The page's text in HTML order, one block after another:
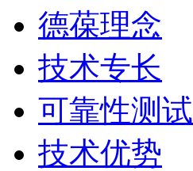
德葆理念
技术专长
可靠性测试
技术优势